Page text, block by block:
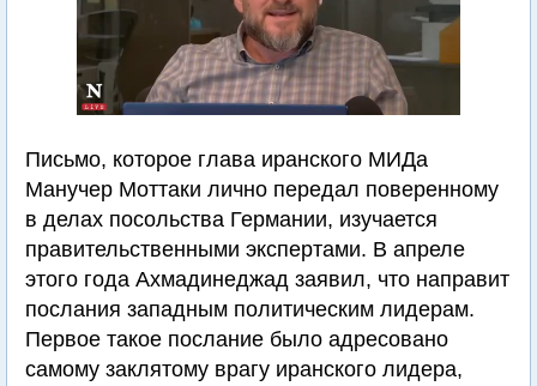
Письмо, которое глава иранского МИДа
Манучер Моттаки лично передал поверенному
в делах посольства Германии, изучается
правительственными экспертами. В апреле
этого года Ахмадинеджад заявил, что направит
послания западным политическим лидерам.
Первое такое послание было адресовано
самому заклятому врагу иранского лидера,